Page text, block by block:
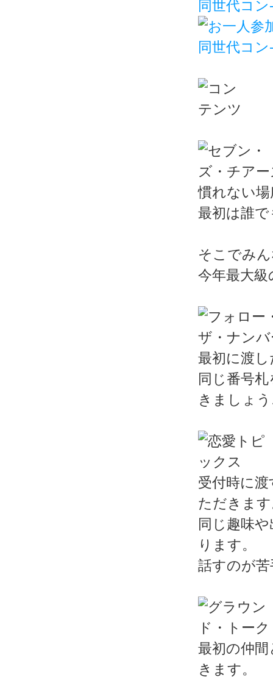
慣れない
最初は誰
そこでみ
今年最大
最初に渡
同じ番号
きましょ
受付時に
ただきま
同じ趣味
ります。
話すのが
最初の仲
きます。